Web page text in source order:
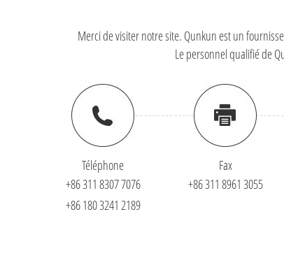
Merci de visiter notre site. Qunkun est un
Le personnel qualifié de
Téléphone
+86 311 8307 7076
+86 180 3241 2189
Fax
+86 311 8961 3055